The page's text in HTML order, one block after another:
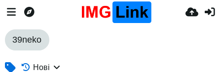
39neko
Нові